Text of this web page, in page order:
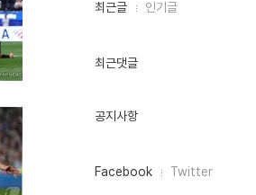
최
인
최근글 인기글
최근댓글
공지사항
페
Facebook Twitter